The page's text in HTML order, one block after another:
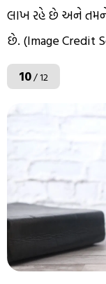
લાખ રહે છે અને તમને
છે. (Image Credit
10/ 12